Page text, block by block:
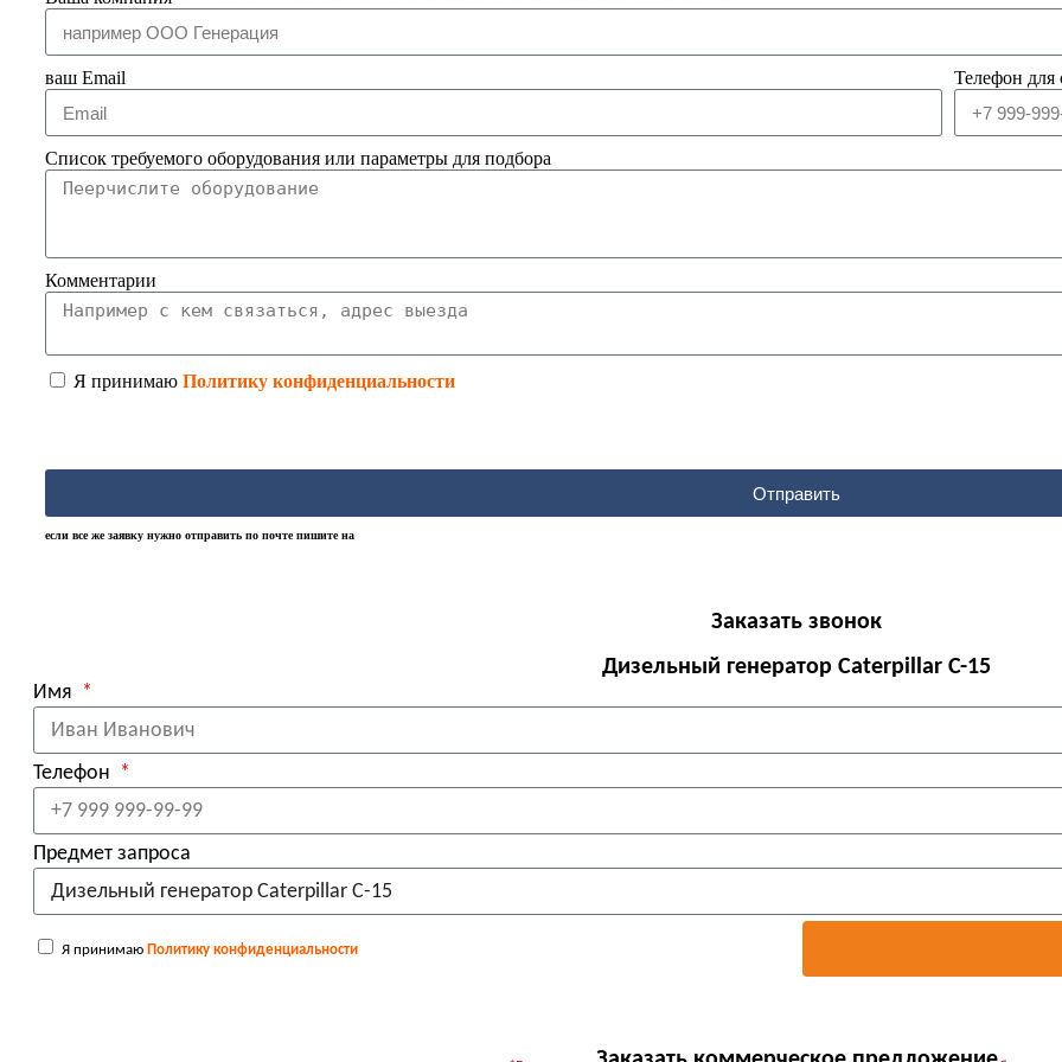
ваш Email Телефон для
Список требуемого оборудования или параметры для подбора
Комментарии
Я принимаю Политику конфиденциальности
Отправить
если все же заявку нужно отправить по почте пишите на
Заказать звонок
Дизельный генератор Caterpillar С-15
Имя
Телефон
Предмет запроса
Я принимаю Политику конфиденциальности